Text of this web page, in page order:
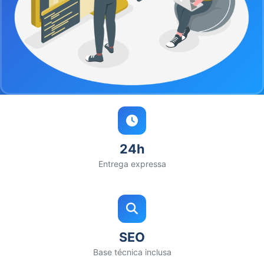
24h
Entrega expressa
SEO
Base técnica inclusa